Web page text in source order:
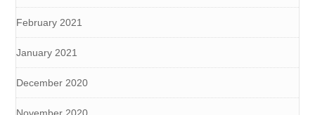
February 2021
January 2021
December 2020